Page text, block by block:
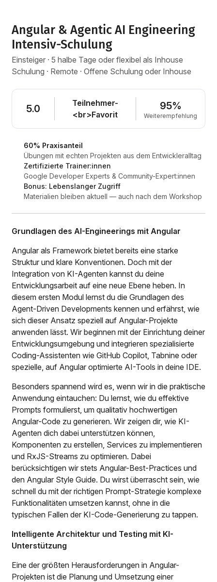
Angular & Agentic AI Engineering
Intensiv-Schulung
Einsteiger · 5 halbe Tage oder flexibel als Inhouse
Schulung · Remote · Offene Schulung oder Inhouse
5.0
Teilnehmer-
<br>Favorit
95%
Weiterempfehlung
60% Praxisanteil
Übungen mit echten Projekten aus dem Entwickleralltag
Zertifizierte Trainer:innen
Google Developer Experts & Community-Expert:innen
Bonus: Lebenslanger Zugriff
Materialien bleiben aktuell — auch nach dem Workshop
Grundlagen des AI-Engineerings mit Angular
Angular als Framework bietet bereits eine starke
Struktur und klare Konventionen. Doch mit der
Integration von KI-Agenten kannst du deine
Entwicklungsarbeit auf eine neue Ebene heben. In
diesem ersten Modul lernst du die Grundlagen des
Agent-Driven Developments kennen und erfährst, wie
sich dieser Ansatz speziell auf Angular-Projekte
anwenden lässt. Wir beginnen mit der Einrichtung deiner
Entwicklungsumgebung und integrieren spezialisierte
Coding-Assistenten wie GitHub Copilot, Tabnine oder
spezielle, auf Angular optimierte AI-Tools in deine IDE.
Besonders spannend wird es, wenn wir in die praktische
Anwendung eintauchen: Du lernst, wie du effektive
Prompts formulierst, um qualitativ hochwertigen
Angular-Code zu generieren. Wir zeigen dir, wie KI-
Agenten dich dabei unterstützen können,
Komponenten zu erstellen, Services zu implementieren
und RxJS-Streams zu optimieren. Dabei
berücksichtigen wir stets Angular-Best-Practices und
den Angular Style Guide. Du wirst überrascht sein, wie
schnell du mit der richtigen Prompt-Strategie komplexe
Funktionalitäten umsetzen kannst, ohne in die
typischen Fallen der KI-Code-Generierung zu tappen.
Intelligente Architektur und Testing mit KI-
Unterstützung
Eine der größten Herausforderungen in Angular-
Projekten ist die Planung und Umsetzung einer